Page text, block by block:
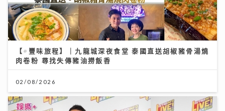
【#豐味旅程】｜九龍城深夜食堂 泰國直送胡椒豬骨湯燒
肉卷粉 尋找失傳豬油撈飯香
02/08/2026